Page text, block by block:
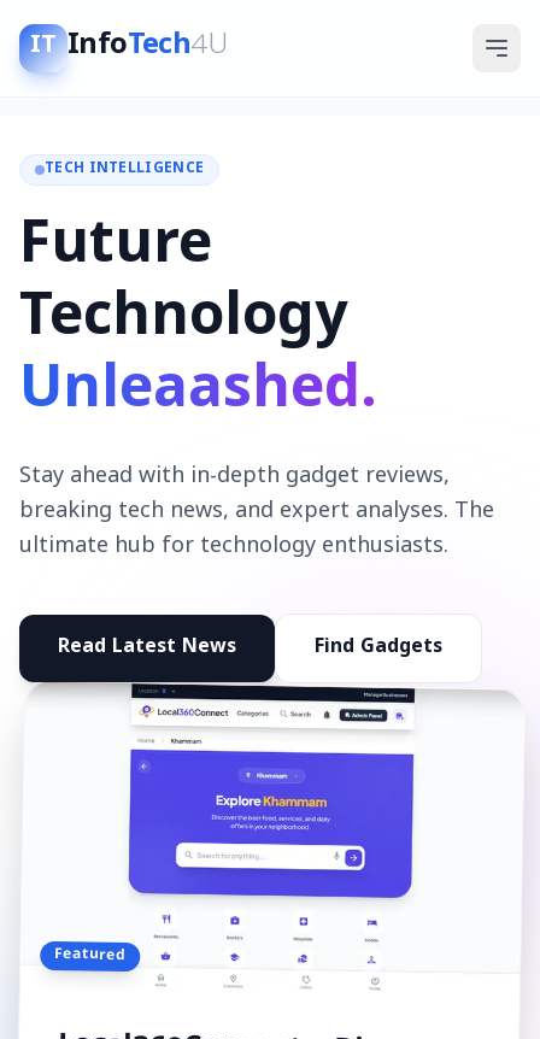
IT InfoTech4U
TECH INTELLIGENCE
Future
Technology
Unleaashed.
Stay ahead with in-depth gadget reviews,
breaking tech news, and expert analyses. The
ultimate hub for technology enthusiasts.
Read Latest News Find Gadgets
Featured